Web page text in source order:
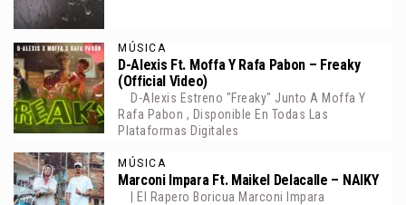
MÚSICA
D-Alexis Ft. Moffa Y Rafa Pabon – Freaky
(Official Video)
D-Alexis Estreno "Freaky" Junto A Moffa Y
Rafa Pabon , Disponible En Todas Las
Plataformas Digitales
MÚSICA
Marconi Impara Ft. Maikel Delacalle – NAIKY
| El Rapero Boricua Marconi Impara